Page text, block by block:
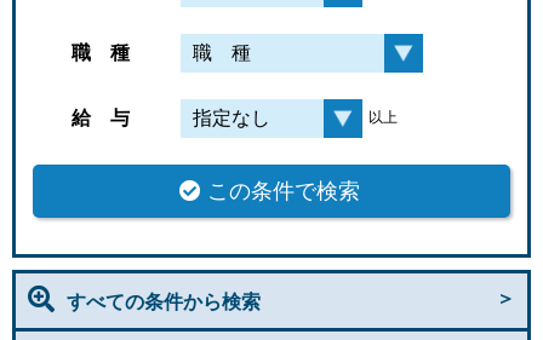
職 種
給 与 以上
この条件で検索
すべての条件から検索